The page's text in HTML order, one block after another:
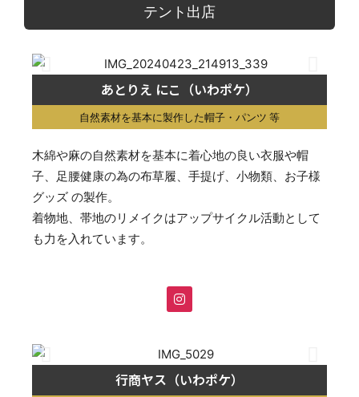
テント出店
あとりえ にこ（いわポケ）
自然素材を基本に製作した帽子・パンツ 等
木綿や麻の自然素材を基本に着心地の良い衣服や帽
子、足腰健康の為の布草履、手提げ、小物類、お子様
グッズ の製作。
着物地、帯地のリメイクはアップサイクル活動として
も力を入れています。
行商ヤス（いわポケ）